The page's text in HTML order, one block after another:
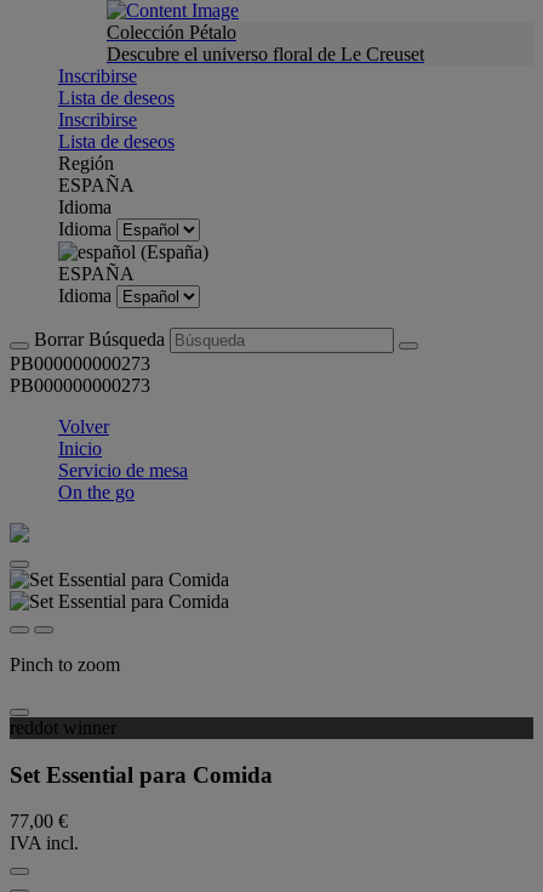
Colección Pétalo
Descubre el universo floral de Le Creuset
Inscribirse
Lista de deseos
Inscribirse
Lista de deseos
Región
ESPAÑA
Idioma
Idioma
ESPAÑA
Idioma
Borrar Búsqueda
PB000000000273
PB000000000273
Volver
Inicio
Servicio de mesa
On the go
Pinch to zoom
reddot winner
Set Essential para Comida
77,00 €
IVA incl.